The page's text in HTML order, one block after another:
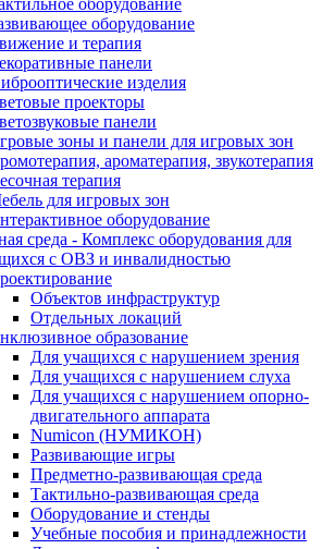
оборудование
оборудование
и терапия
панели
изделия
проекторы
панели
зоны и панели для игровых зон
ароматерапия, звукотерапия
терапия
для игровых зон
оборудование
среда - Комплекс оборудования для
с ОВЗ и инвалидностью
Объектов инфраструктур
Отдельных локаций
образование
Для учащихся с нарушением зрения
Для учащихся с нарушением слуха
Для учащихся с нарушением опорно-
двигательного аппарата
Numicon (НУМИКОН)
Развивающие игры
Предметно-развивающая среда
Тактильно-развивающая среда
Оборудование и стенды
Учебные пособия и принадлежности